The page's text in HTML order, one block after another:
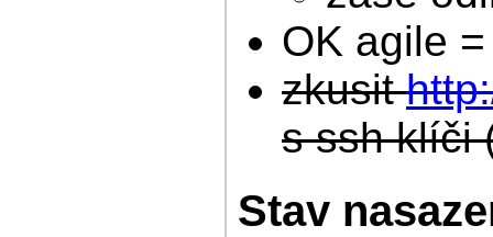
OK agile
zkusit
s ssh klíči
Stav